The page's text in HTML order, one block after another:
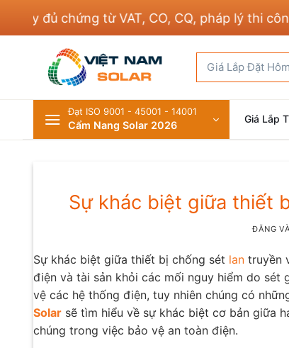
chứng từ VAT, CO, CQ, pháp lý thi công hệ
kiếm:
Đạt ISO 9001 - 45001 - 14001
Cẩm Nang Solar 2026 Giá Lắp
Sự khác biệt giữa thiết
ĐĂNG
Sự khác biệt giữa thiết bị chống sét lan truyền
điện và tài sản khỏi các mối nguy hiểm do
vệ các hệ thống điện, tuy nhiên chúng có
Solar sẽ tìm hiểu về sự khác biệt cơ bản giữa
chúng trong việc bảo vệ an toàn điện.